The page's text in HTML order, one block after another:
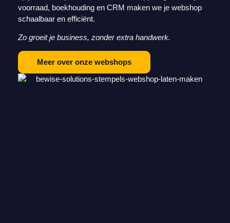
voorraad, boekhouding en CRM maken we je webshop
schaalbaar en efficiënt.
Zo groeit je business, zonder extra handwerk.
Meer over onze webshops